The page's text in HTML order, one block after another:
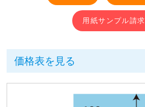
用紙サンプル請求
価格表を見る